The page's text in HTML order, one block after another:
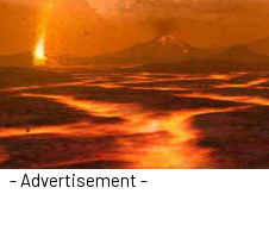
- Advertisement -